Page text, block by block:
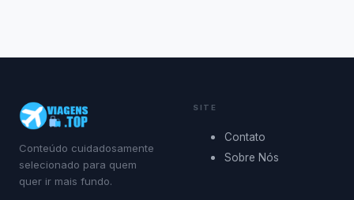
Conteúdo cuidadosamente
selecionado para quem
quer ir mais fundo.
SITE
Contato
Sobre Nós